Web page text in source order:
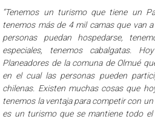
“Tenemos un turismo que tiene un
tenemos más de 4 mil camas que van
personas puedan hospedarse,
especiales, tenemos cabalgatas.
Planeadores de la comuna de Olmué
en el cual las personas pueden
chilenas. Existen muchas cosas que
tenemos la ventaja para competir con
es un turismo que se mantiene todo